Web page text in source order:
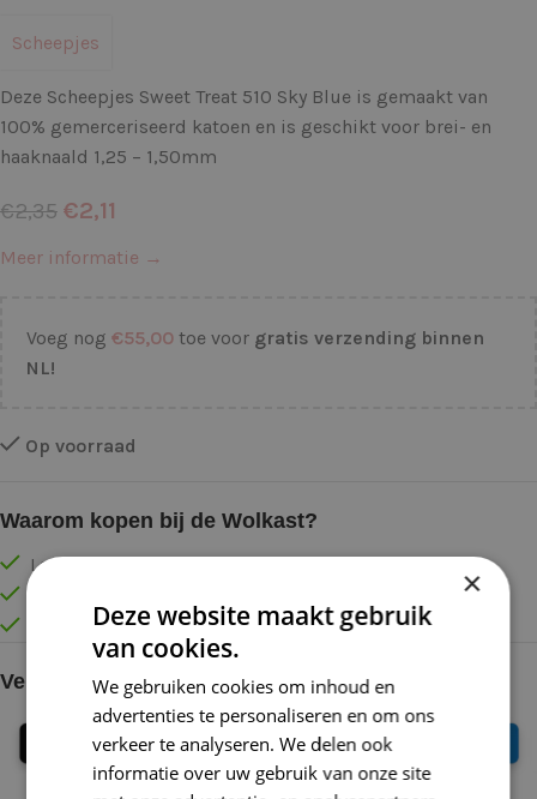
Scheepjes
Deze Scheepjes Sweet Treat 510 Sky Blue is gemaakt van
100% gemerceriseerd katoen en is geschikt voor brei- en
haaknaald 1,25 – 1,50mm
€2,35 €2,11
Meer informatie →
Voeg nog €55,00 toe voor gratis verzending binnen
NL!
Op voorraad
Waarom kopen bij de Wolkast?
Lage verzendkosten vanaf € 4,99 binnen NL
Gratis verzonden vanaf €55,-
Vóór 16:30 besteld = Zelfde (werk)dag verzonden
Veilig online betalen
×
Deze website maakt gebruik
van cookies.
We gebruiken cookies om inhoud en
advertenties te personaliseren en om ons
verkeer te analyseren. We delen ook
informatie over uw gebruik van onze site